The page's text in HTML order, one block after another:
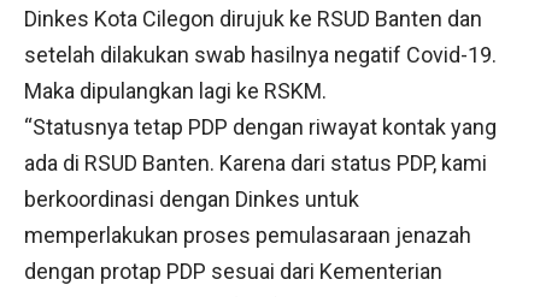
Dinkes Kota Cilegon dirujuk ke RSUD Banten dan
setelah dilakukan swab hasilnya negatif Covid-19.
Maka dipulangkan lagi ke RSKM.
“Statusnya tetap PDP dengan riwayat kontak yang
ada di RSUD Banten. Karena dari status PDP, kami
berkoordinasi dengan Dinkes untuk
memperlakukan proses pemulasaraan jenazah
dengan protap PDP sesuai dari Kementerian